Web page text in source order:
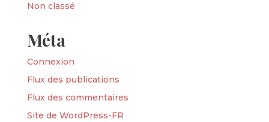
Non classé
Méta
Connexion
Flux des publications
Flux des commentaires
Site de WordPress-FR